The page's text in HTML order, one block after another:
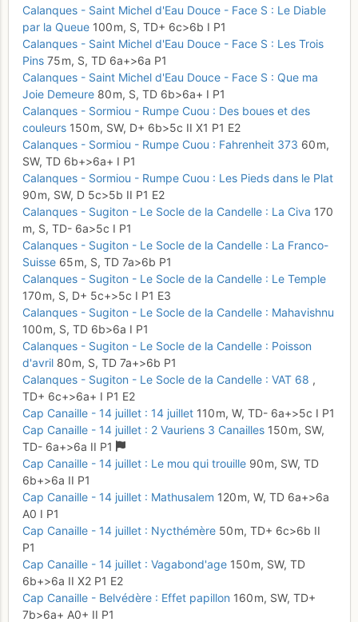
Calanques - Saint Michel d'Eau Douce - Face S : Le Diable
par la Queue 100 m, S, TD+ 6c>6b I P1
Calanques - Saint Michel d'Eau Douce - Face S : Les Trois
Pins 75 m, S, TD 6a+>6a P1
Calanques - Saint Michel d'Eau Douce - Face S : Que ma
Joie Demeure 80 m, S, TD 6b>6a+ I P1
Calanques - Sormiou - Rumpe Cuou : Des boues et des
couleurs 150 m, SW, D+ 6b>5c II X1 P1 E2
Calanques - Sormiou - Rumpe Cuou : Fahrenheit 373 60 m,
SW, TD 6b+>6a+ I P1
Calanques - Sormiou - Rumpe Cuou : Les Pieds dans le Plat
90 m, SW, D 5c>5b II P1 E2
Calanques - Sugiton - Le Socle de la Candelle : La Civa 170
m, S, TD- 6a>5c I P1
Calanques - Sugiton - Le Socle de la Candelle : La Franco-
Suisse 65 m, S, TD 7a>6b P1
Calanques - Sugiton - Le Socle de la Candelle : Le Temple
170 m, S, D+ 5c+>5c I P1 E3
Calanques - Sugiton - Le Socle de la Candelle : Mahavishnu
100 m, S, TD 6b>6a I P1
Calanques - Sugiton - Le Socle de la Candelle : Poisson
d'avril 80 m, S, TD 7a+>6b P1
Calanques - Sugiton - Le Socle de la Candelle : VAT 68 ,
TD+ 6c+>6a+ I P1 E2
Cap Canaille - 14 juillet : 14 juillet 110 m, W, TD- 6a+>5c I P1
Cap Canaille - 14 juillet : 2 Vauriens 3 Canailles 150 m, SW,
TD- 6a+>6a II P1
Cap Canaille - 14 juillet : Le mou qui trouille 90 m, SW, TD
6b+>6a II P1
Cap Canaille - 14 juillet : Mathusalem 120 m, W, TD 6a+>6a
A0 I P1
Cap Canaille - 14 juillet : Nycthémère 50 m, TD+ 6c>6b II
P1
Cap Canaille - 14 juillet : Vagabond'age 150 m, SW, TD
6b+>6a II X2 P1 E2
Cap Canaille - Belvédère : Effet papillon 160 m, SW, TD+
7b>6a+ A0+ II P1